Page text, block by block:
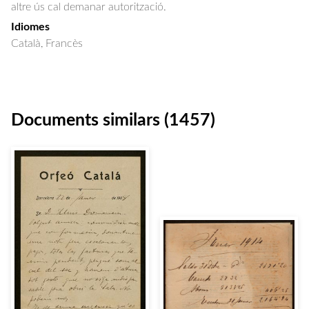
altre ús cal demanar autorització.
Idiomes
Català, Francès
Documents similars (1457)